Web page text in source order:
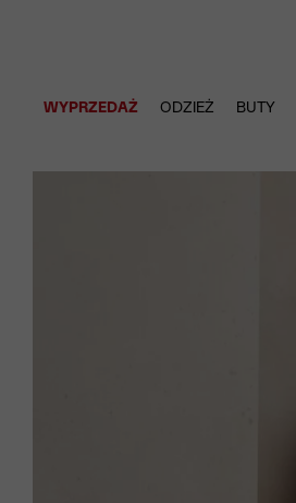
WYPRZEDAŻ ODZIEŻ BUTY